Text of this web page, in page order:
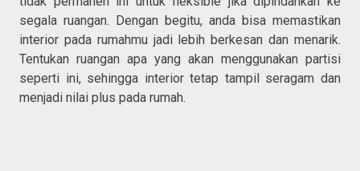
segala ruangan. Dengan begitu, anda bisa memastikan
interior pada rumahmu jadi lebih berkesan dan menarik.
Tentukan ruangan apa yang akan menggunakan partisi
seperti ini, sehingga interior tetap tampil seragam dan
menjadi nilai plus pada rumah.